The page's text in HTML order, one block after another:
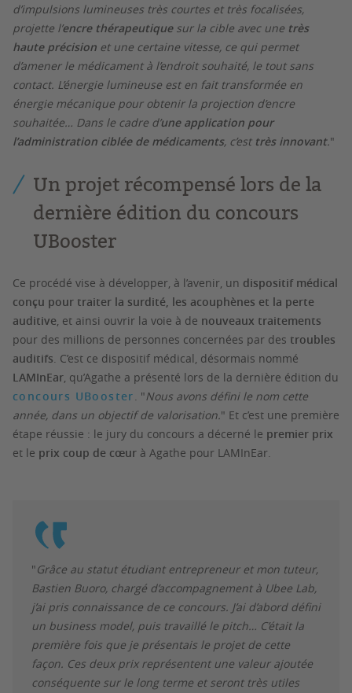
d’impulsions lumineuses très courtes et très focalisées,
projette l’encre thérapeutiquesur la cible avec une très
haute précision et une certaine vitesse, ce qui permet
d’amener le médicament à l’endroit souhaité, le tout sans
contact. L’énergie lumineuse est en fait transformée en
énergie mécanique pour obtenir la projection d’encre
souhaitée… Dans le cadre d’une application pour
l’administration ciblée de médicaments, c’est très innovant."
Un projet récompensé lors de la
dernière édition du concours
UBooster
Ce procédé vise à développer, à l’avenir, un dispositif médical
conçu pour traiter la surdité, les acouphènes et la perte
auditive, et ainsi ouvrir la voie à de nouveaux traitements
pour des millions de personnes concernées par des troubles
auditifs. C’est ce dispositif médical, désormais nommé
LAMInEar, qu’Agathe a présenté lors de la dernière édition du
concours UBooster. "Nous avons défini le nom cette
année, dans un objectif de valorisation." Et c’est une première
étape réussie : le jury du concours a décerné le premier prix
et le prix coup de cœur à Agathe pour LAMInEar.
"Grâce au statut étudiant entrepreneur et mon tuteur,
Bastien Buoro, chargé d’accompagnement à Ubee Lab,
j’ai pris connaissance de ce concours. J’ai d’abord défini
un business model, puis travaillé le pitch… C’était la
première fois que je présentais le projet de cette
façon. Ces deux prix représentent une valeur ajoutée
conséquente sur le long terme et seront très utiles